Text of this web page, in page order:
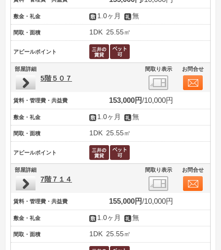
敷金・礼金 1.0ヶ月 無
間取・面積 1DK 25.55㎡
アピールポイント
部屋詳細 間取り表示 お問合せ
5階５０７
賃料・管理費・共益費 153,000円 10,000円
敷金・礼金 1.0ヶ月 無
間取・面積 1DK 25.55㎡
アピールポイント
部屋詳細 間取り表示 お問合せ
7階７１４
賃料・管理費・共益費 155,000円 10,000円
敷金・礼金 1.0ヶ月 無
間取・面積 1DK 25.55㎡